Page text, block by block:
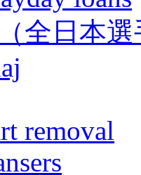
全日本
removal